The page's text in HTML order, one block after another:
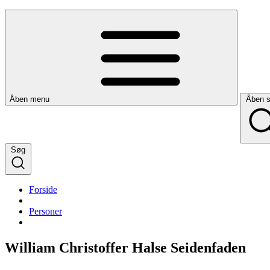
Åben menu Åben
Søg
Forside
Personer
William Christoffer Halse Seidenfaden